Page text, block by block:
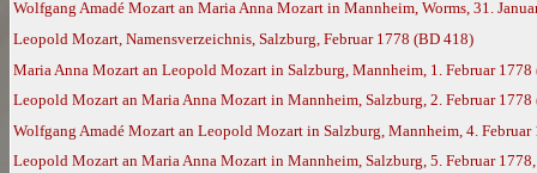
Wolfgang Amadé Mozart an Maria Anna Mozart in Mannheim, Worms, 31.
Leopold Mozart, Namensverzeichnis, Salzburg, Februar 1778 (BD 418)
Maria Anna Mozart an Leopold Mozart in Salzburg, Mannheim, 1. Februar 1778
Leopold Mozart an Maria Anna Mozart in Mannheim, Salzburg, 2. Februar 1778
Wolfgang Amadé Mozart an Leopold Mozart in Salzburg, Mannheim, 4.
Leopold Mozart an Maria Anna Mozart in Mannheim, Salzburg, 5. Februar